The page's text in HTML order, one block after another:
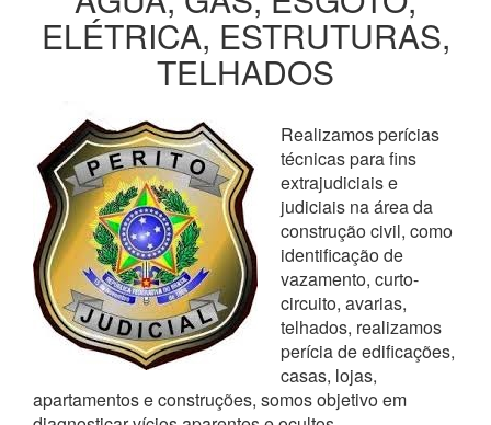
ELÉTRICA, ESTRUTURAS,
TELHADOS
Realizamos perícias
técnicas para fins
extrajudiciais e
judiciais na área da
construção civil, como
identificação de
vazamento, curto-
circuito, avarias,
telhados, realizamos
perícia de edificações,
casas, lojas,
apartamentos e construções, somos objetivo em